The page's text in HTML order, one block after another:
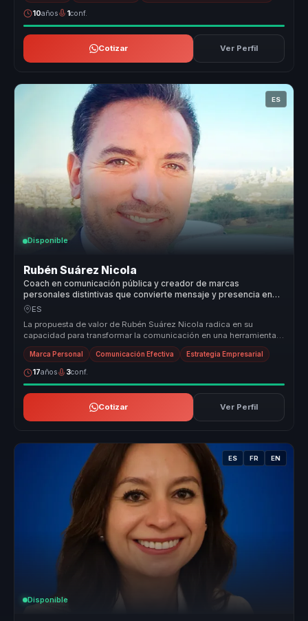
10años 1conf.
Cotizar Ver Perfil
ES
Disponible
Rubén Suárez Nicola
Coach en comunicación pública y creador de marcas
personales distintivas que convierte mensaje y presencia en
autoridad para líderes y portavoces.
ES
La propuesta de valor de Rubén Suárez Nicola radica en su
capacidad para transformar la comunicación en una herramienta
de liderazgo efec...
Marca Personal Comunicación Efectiva Estrategia Empresarial
17años 3conf.
Cotizar Ver Perfil
ES FR EN
Disponible